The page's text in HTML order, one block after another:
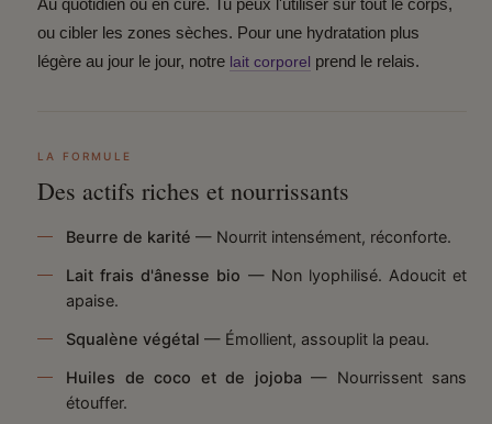
Au quotidien ou en cure. Tu peux l'utiliser sur tout le corps,
ou cibler les zones sèches. Pour une hydratation plus
légère au jour le jour, notre lait corporel prend le relais.
LA FORMULE
Des actifs riches et nourrissants
Beurre de karité — Nourrit intensément, réconforte.
Lait frais d'ânesse bio — Non lyophilisé. Adoucit et
apaise.
Squalène végétal — Émollient, assouplit la peau.
Huiles de coco et de jojoba — Nourrissent sans
étouffer.